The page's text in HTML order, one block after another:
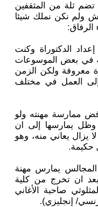
ثلة من المثقفين
ولم نكن نملك شيئا
الدكتوراة وكنت
في بعض الموسوعات
معروفة ولكن الزمن
إلى العمل في مختلف
ممارسة مهنته ولو
وظل يمارسها إلى ان
يزال يعاني منه، وهو
يمارس مهنة
بعد ان تخرج من كلية
صاحبة الأغاني
إنجليزي).